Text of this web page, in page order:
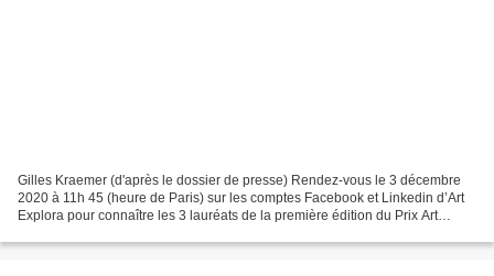
Gilles Kraemer (d'après le dossier de presse) Rendez-vous le 3 décembre
2020 à 11h 45 (heure de Paris) sur les comptes Facebook et Linkedin d’Art
Explora pour connaître les 3 lauréats de la première édition du Prix Art